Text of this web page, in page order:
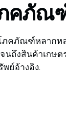
คภัณ
ภคภัณฑ์หลากห
นถึงสินค้าเกษต
ย์อ้างอิง.